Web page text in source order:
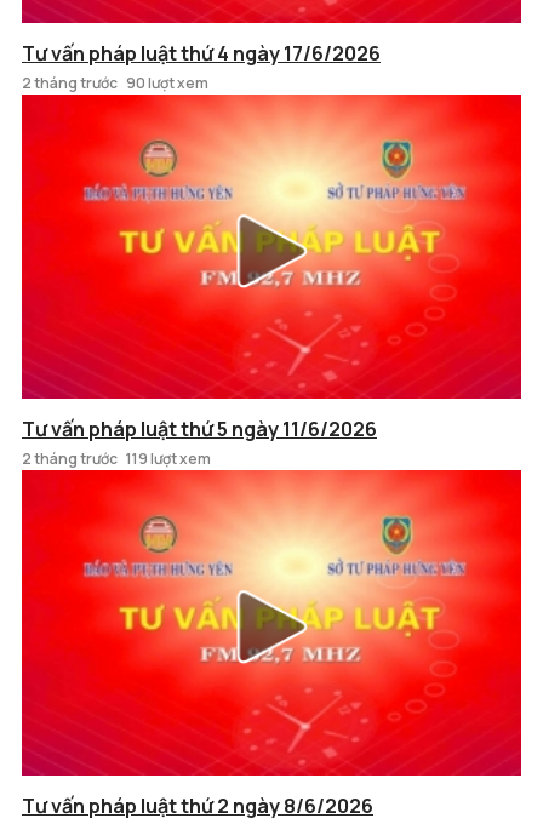
Tư vấn pháp luật thứ 4 ngày 17/6/2026
2 tháng trước 90 lượt xem
Tư vấn pháp luật thứ 5 ngày 11/6/2026
2 tháng trước 119 lượt xem
Tư vấn pháp luật thứ 2 ngày 8/6/2026